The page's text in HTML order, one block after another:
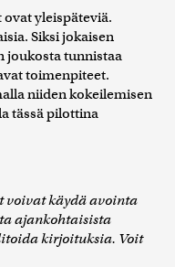
yleispäteviä.
Siksi jokaisen
joukosta tunnistaa
toimenpiteet.
niiden kokeilemisen
tässä pilottina
voivat käydä avointa
ajankohtaisista
kirjoituksia. Voit